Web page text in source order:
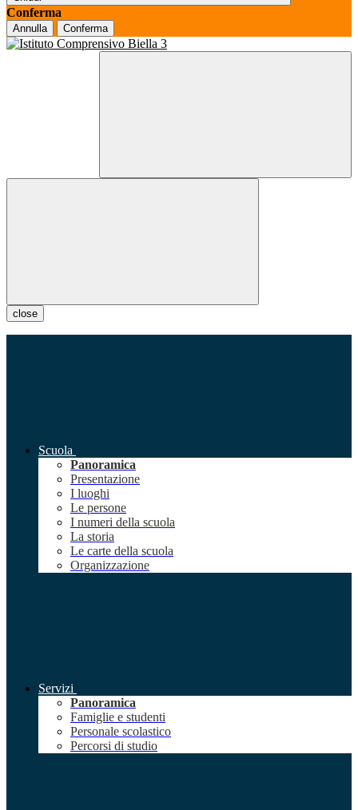
Conferma
Annulla Conferma
close
Scuola
Panoramica
Presentazione
I luoghi
Le persone
I numeri della scuola
La storia
Le carte della scuola
Organizzazione
Servizi
Panoramica
Famiglie e studenti
Personale scolastico
Percorsi di studio